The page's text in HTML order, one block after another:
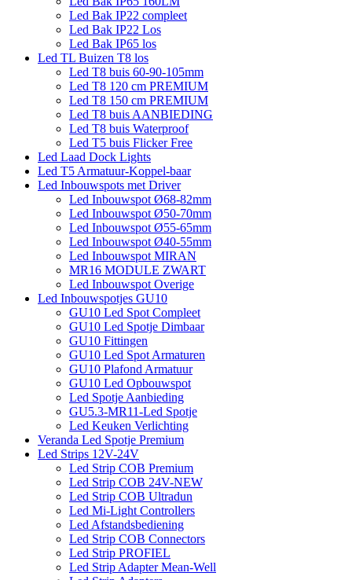
Led Bak IP22 compleet
Led Bak IP22 Los
Led Bak IP65 los
Led TL Buizen T8 los
Led T8 buis 60-90-105mm
Led T8 120 cm PREMIUM
Led T8 150 cm PREMIUM
Led T8 buis AANBIEDING
Led T8 buis Waterproof
Led T5 buis Flicker Free
Led Laad Dock Lights
Led T5 Armatuur-Koppel-baar
Led Inbouwspots met Driver
Led Inbouwspot Ø68-82mm
Led Inbouwspot Ø50-70mm
Led Inbouwspot Ø55-65mm
Led Inbouwspot Ø40-55mm
Led Inbouwspot MIRAN
MR16 MODULE ZWART
Led Inbouwspot Overige
Led Inbouwspotjes GU10
GU10 Led Spot Compleet
GU10 Led Spotje Dimbaar
GU10 Fittingen
GU10 Led Spot Armaturen
GU10 Plafond Armatuur
GU10 Led Opbouwspot
Led Spotje Aanbieding
GU5.3-MR11-Led Spotje
Led Keuken Verlichting
Veranda Led Spotje Premium
Led Strips 12V-24V
Led Strip COB Premium
Led Strip COB 24V-NEW
Led Strip COB Ultradun
Led Mi-Light Controllers
Led Afstandsbediening
Led Strip COB Connectors
Led Strip PROFIEL
Led Strip Adapter Mean-Well